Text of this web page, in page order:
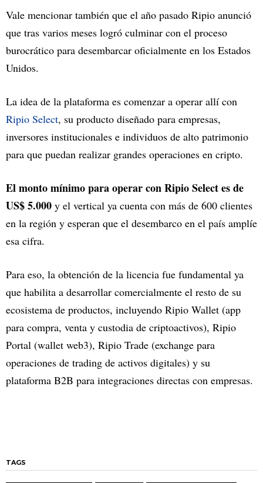
Vale mencionar también que el año pasado Ripio anunció
que tras varios meses logró culminar con el proceso
burocrático para desembarcar oficialmente en los Estados
Unidos.
La idea de la plataforma es comenzar a operar allí con
Ripio Select, su producto diseñado para empresas,
inversores institucionales e individuos de alto patrimonio
para que puedan realizar grandes operaciones en cripto.
El monto mínimo para operar con Ripio Select es de
US$ 5.000 y el vertical ya cuenta con más de 600 clientes
en la región y esperan que el desembarco en el país amplíe
esa cifra.
Para eso, la obtención de la licencia fue fundamental ya
que habilita a desarrollar comercialmente el resto de su
ecosistema de productos, incluyendo Ripio Wallet (app
para compra, venta y custodia de criptoactivos), Ripio
Portal (wallet web3), Ripio Trade (exchange para
operaciones de trading de activos digitales) y su
plataforma B2B para integraciones directas con empresas.
TAGS